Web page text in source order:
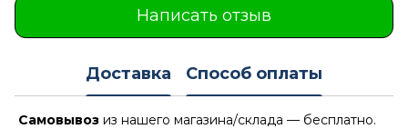
Написать отзыв
Доставка Способ оплаты
Самовывоз из нашего магазина/склада — бесплатно.